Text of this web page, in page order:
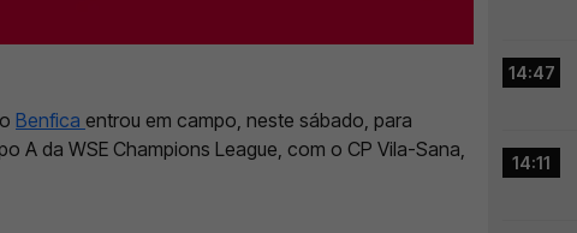
Benfica entrou em campo, neste sábado, para
A da WSE Champions League, com o CP Vila-Sana,
14:47
14:11